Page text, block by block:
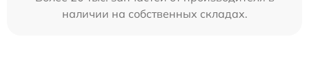
наличии на собственных складах.